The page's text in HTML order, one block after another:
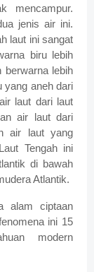
mencampur.
jenis air ini.
laut ini sangat
biru lebih
berwarna lebih
yang aneh dari
laut dari laut
air laut dari
air laut yang
Tengah ini
di bawah
Atlantik.
alam ciptaan
ini 15
modern